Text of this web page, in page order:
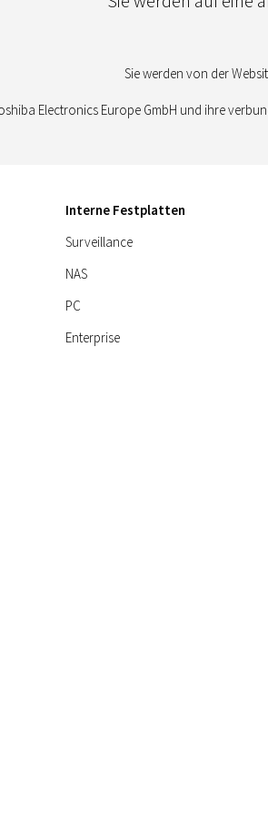
Sie werden von der
Electronics Europe GmbH und ihre
Interne Festplatten
Surveillance
NAS
PC
Enterprise